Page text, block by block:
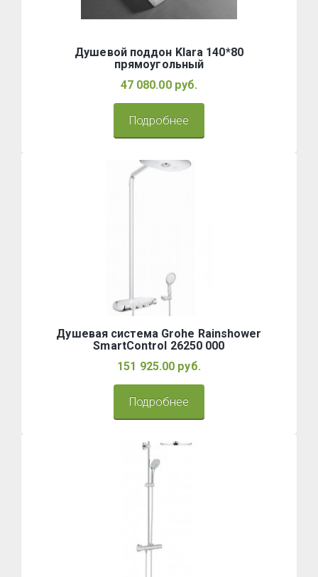
Душевой поддон Klara 140*80
прямоугольный
47 080.00 руб.
Подробнее
Душевая система Grohe Rainshower
SmartControl 26250 000
151 925.00 руб.
Подробнее